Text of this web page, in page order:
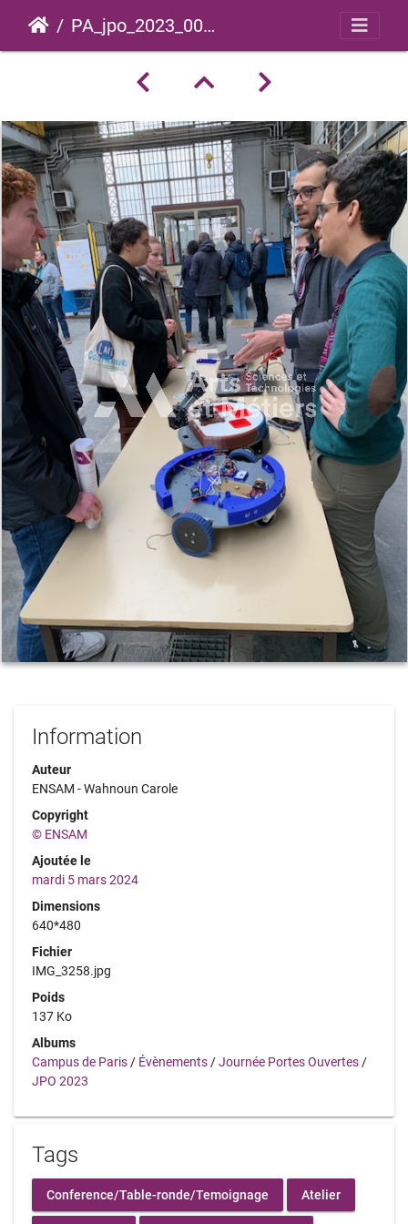
PA_jpo_2023_0018
Information
Auteur
ENSAM - Wahnoun Carole
Copyright
© ENSAM
Ajoutée le
mardi 5 mars 2024
Dimensions
640*480
Fichier
IMG_3258.jpg
Poids
137 Ko
Albums
Campus de Paris / Évènements /Journée Portes Ouvertes /
JPO 2023
Tags
Conference/Table-ronde/Temoignage Atelier